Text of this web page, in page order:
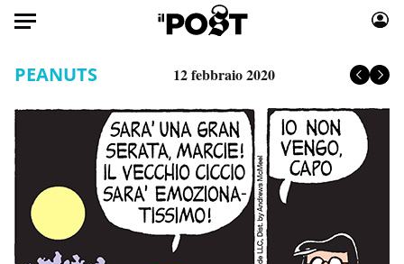
HOME
Politica
Tecnologia
Internet
Moda
Libri
Consumismi
Storie/Idee
Ok Boomer!
PEANUTS 12 febbraio 2020